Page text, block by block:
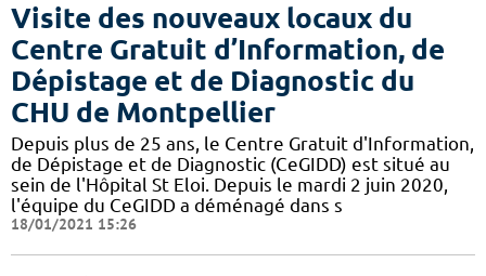
Visite des nouveaux locaux du
Centre Gratuit d’Information, de
Dépistage et de Diagnostic du
CHU de Montpellier
Depuis plus de 25 ans, le Centre Gratuit d'Information,
de Dépistage et de Diagnostic (CeGIDD) est situé au
sein de l'Hôpital St Eloi. Depuis le mardi 2 juin 2020,
l'équipe du CeGIDD a déménagé dans s
18/01/2021 15:26